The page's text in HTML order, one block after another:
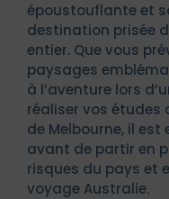
époustouflante et
destination prisée
entier. Que vous
paysages
à l’aventure lors
réaliser vos études
de Melbourne, il
avant de partir en
risques du pays et
voyage Australie.